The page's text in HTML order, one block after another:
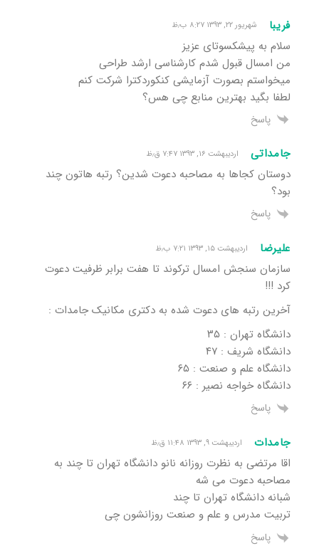
فریبا شهریور ۲۲, ۱۳۹۳ ۸:۲۷ ب٫ظ
سلام به پیشکسوتای عزیز
من امسال قبول شدم کارشناسی ارشد طراحی
میخواستم بصورت آزمایشی کنکوردکترا شرکت کنم
لطفا بگید بهترین منابع چی هس؟
پاسخ
جامداتی اردیبهشت ۱۶, ۱۳۹۳ ۷:۴۷ ق٫ظ
دوستان کجاها به مصاحبه دعوت شدین؟ رتبه هاتون چند
بود؟
پاسخ
علیرضا اردیبهشت ۱۵, ۱۳۹۳ ۷:۲۱ ب٫ظ
سازمان سنجش امسال ترکوند تا هفت برابر ظرفیت دعوت
کرد !!!
آخرین رتبه های دعوت شده به دکتری مکانیک جامدات :
دانشگاه تهران : ۳۵
دانشگاه شریف : ۴۷
دانشگاه علم و صنعت : ۶۵
دانشگاه خواجه نصیر : ۶۶
پاسخ
جامدات اردیبهشت ۹, ۱۳۹۳ ۱۱:۴۸ ق٫ظ
اقا مرتضی به نظرت روزانه نانو دانشگاه تهران تا چند به
مصاحبه دعوت می شه
شبانه دانشگاه تهران تا چند
تربیت مدرس و علم و صنعت روزانشون چی
پاسخ